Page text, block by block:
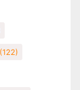
(122)